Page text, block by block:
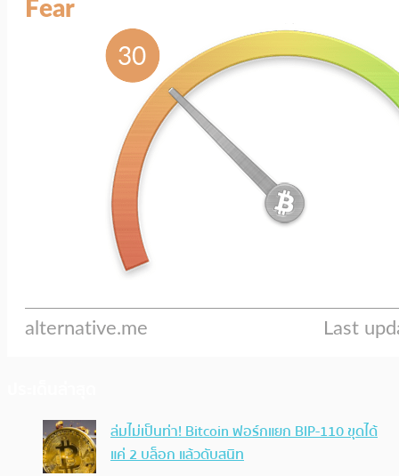
ล่มไม่เป็นท่า! Bitcoin ฟอร์กแยก BIP-110 ขุดได้
แค่ 2 บล็อก แล้วดับสนิท